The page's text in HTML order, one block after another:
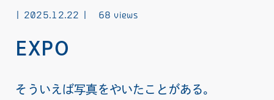
2025.12.22 68 views
EXPO
そういえば写真をやいたことがある。